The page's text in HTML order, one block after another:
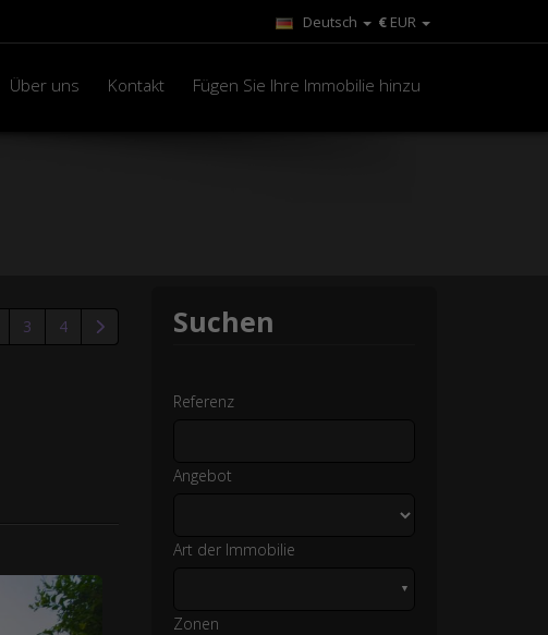
€ EUR
Deutsch
Über uns Kontakt Fügen Sie Ihre Immobilie hinzu
3 4 Suchen
Referenz
Angebot
Art der Immobilie
▼
Zonen